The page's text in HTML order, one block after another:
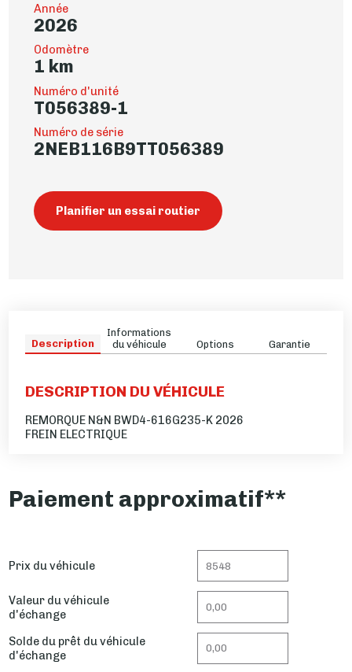
Année
2026
Odomètre
1 km
Numéro d'unité
T056389-1
Numéro de série
2NEB116B9TT056389
Planifier un essai routier
Description
Informations
du véhicule
Options Garantie
DESCRIPTION DU VÉHICULE
REMORQUE N&N BWD4-616G235-K 2026
FREIN ELECTRIQUE
Paiement approximatif**
Prix du véhicule
Valeur du véhicule
d'échange
Solde du prêt du véhicule
d'échange